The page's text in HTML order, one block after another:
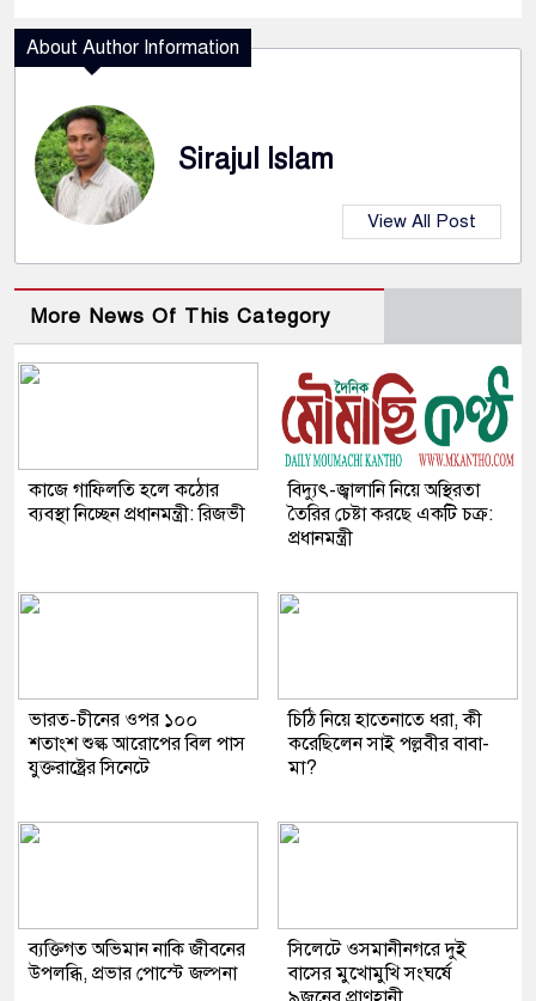
About Author Information
Sirajul Islam
View All Post
More News Of This Category
কাজে গাফিলতি হলে কঠোর
ব্যবস্থা নিচ্ছেন প্রধানমন্ত্রী: রিজভী
বিদ্যুৎ-জ্বালানি নিয়ে অস্থিরতা
তৈরির চেষ্টা করছে একটি চক্র:
প্রধানমন্ত্রী
ভারত-চীনের ওপর ১০০
শতাংশ শুল্ক আরোপের বিল পাস
যুক্তরাষ্ট্রের সিনেটে
চিঠি নিয়ে হাতেনাতে ধরা, কী
করেছিলেন সাই পল্লবীর বাবা-
মা?
ব্যক্তিগত অভিমান নাকি জীবনের
উপলব্ধি, প্রভার পোস্টে জল্পনা
সিলেটে ওসমানীনগরে দুই
বাসের মুখোমুখি সংঘর্ষে